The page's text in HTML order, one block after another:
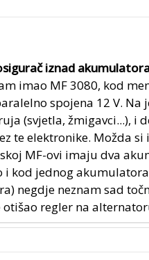
iznad
imao MF 3080, kod
spojena 12 V. Na
(svjetla, žmigavci...), i
te elektronike. Možda
MF-ovi imaju dva
i kod jednog
negdje neznam sad
regler na